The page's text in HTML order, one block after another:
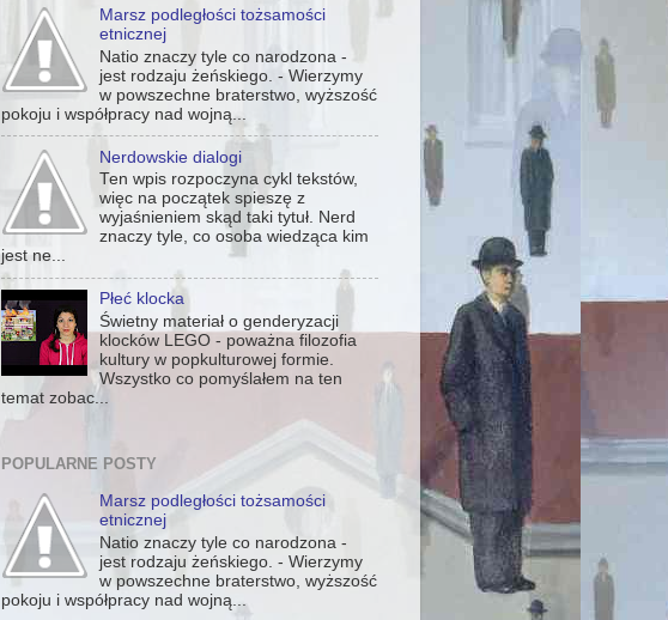
Marsz podległości tożsamości
etnicznej
Natio znaczy tyle co narodzona -
jest rodzaju żeńskiego. - Wierzymy
w powszechne braterstwo, wyższość
pokoju i współpracy nad wojną...
Nerdowskie dialogi
Ten wpis rozpoczyna cykl tekstów,
więc na początek spieszę z
wyjaśnieniem skąd taki tytuł. Nerd
znaczy tyle, co osoba wiedząca kim
jest ne...
Płeć klocka
Świetny materiał o genderyzacji
klocków LEGO - poważna filozofia
kultury w popkulturowej formie.
Wszystko co pomyślałem na ten
temat zobac...
POPULARNE POSTY
Marsz podległości tożsamości
etnicznej
Natio znaczy tyle co narodzona -
jest rodzaju żeńskiego. - Wierzymy
w powszechne braterstwo, wyższość
pokoju i współpracy nad wojną...